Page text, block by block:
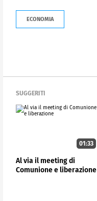
ECONOMIA
SUGGERITI
01:33
Al via il meeting di
Comunione e liberazione